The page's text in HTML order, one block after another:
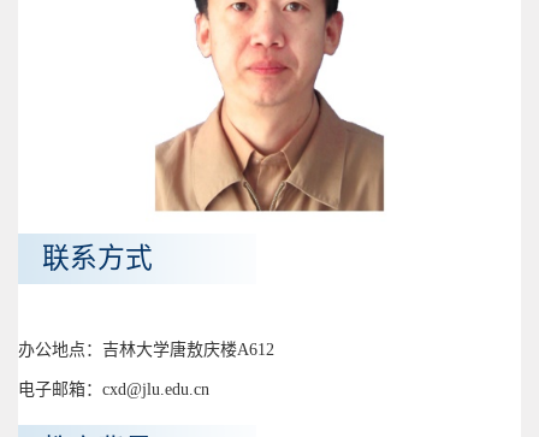
联系方式
办公地点：吉林大学唐敖庆楼A612
电子邮箱：cxd@jlu.edu.cn